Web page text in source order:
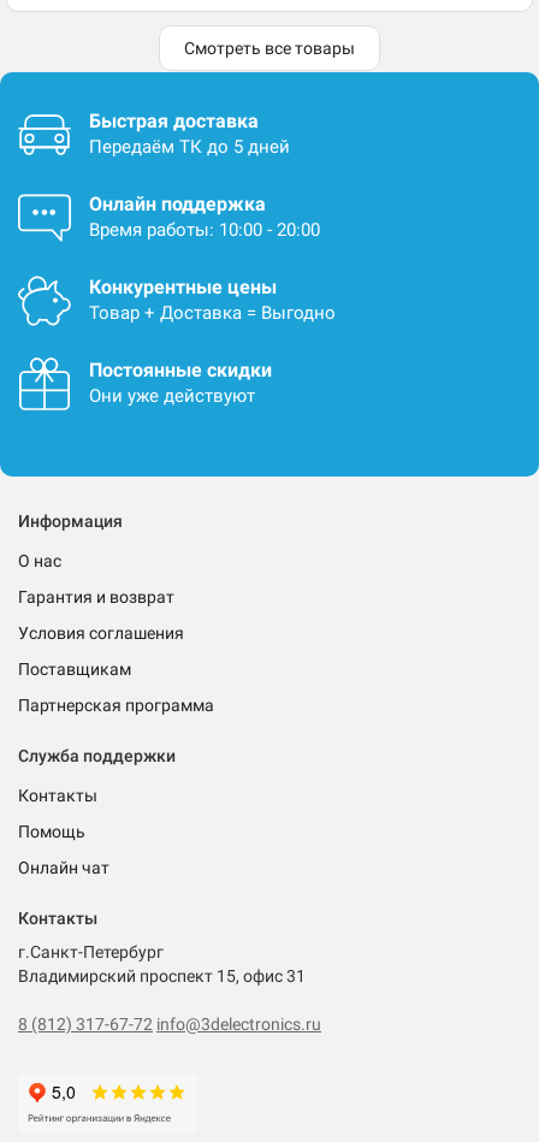
Смотреть все товары
Быстрая доставка
Передаём ТК до 5 дней
Онлайн поддержка
Время работы: 10:00 - 20:00
Конкурентные цены
Товар + Доставка = Выгодно
Постоянные скидки
Они уже действуют
Информация
О нас
Гарантия и возврат
Условия соглашения
Поставщикам
Партнерская программа
Служба поддержки
Контакты
Помощь
Онлайн чат
Контакты
г.Санкт-Петербург
Владимирский проспект 15, офис 31
8 (812) 317-67-72 info@3delectronics.ru